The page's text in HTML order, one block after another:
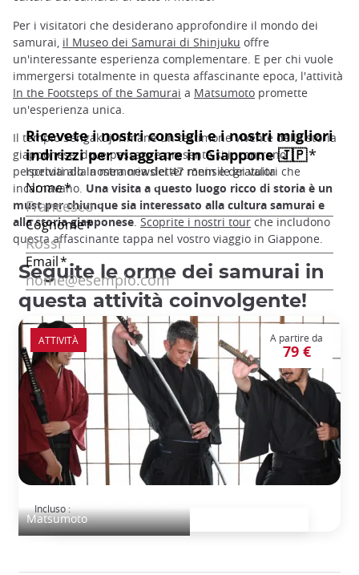
Per i visitatori che desiderano approfondire il mondo dei
samurai, il Museo dei Samurai di Shinjuku offre
un'interessante esperienza complementare. E per chi vuole
immergersi totalmente in questa affascinante epoca, l'attività
In the Footsteps of the Samurai a Matsumoto promette
un'esperienza unica.
Il tempio Sengakuji rimane un testimone vivente della storia
giapponese, dove passato e presente si incontrano,
perpetuando la memoria dei 47 rōnin e dei valori che
incarnavano. Una visita a questo luogo ricco di storia è un
must per chiunque sia interessato alla cultura samurai e
alla storia giapponese.Scoprite i nostri tourche includono
questa affascinante tappa nel vostro viaggio in Giappone.
Seguite le orme dei samurai in
questa attività coinvolgente!
Matsumoto
A partire da
79 €
Incluso :
ATTIVITÀ